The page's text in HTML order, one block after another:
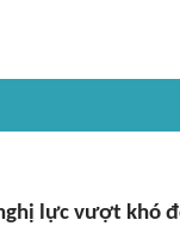
lực vượt khó